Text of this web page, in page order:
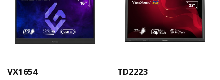
VX1654 TD2223